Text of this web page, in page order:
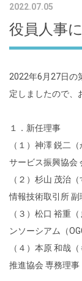
2022.07.05
役員人事
2022年6月27日の
定しましたので、
１．新任理事
（１）神澤 鋭二
サービス振興協会
（２）杉山 茂治
情報技術取引所 副
（３）松口 裕重
ンソーシアム（
（４）本原 和哉
推進協会 専務理